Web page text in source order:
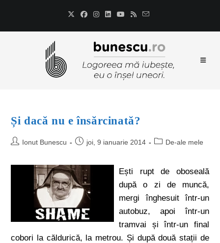
Și dacă nu e însărcinată?
Ionut Bunescu joi, 9 ianuarie 2014 De-ale mele
Ești rupt de oboseală
după o zi de muncă,
mergi înghesuit într-un
autobuz, apoi într-un
tramvai și într-un final
cobori la căldurică, la metrou. Și după două stații de